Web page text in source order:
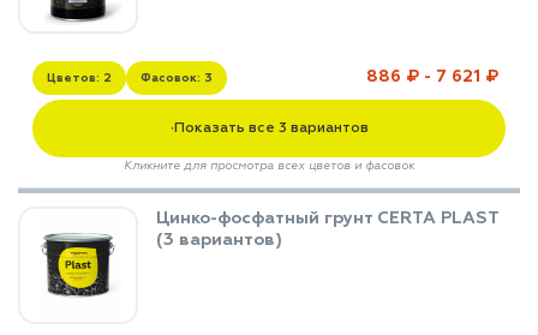
Цветов: 2 Фасовок: 3 886 ₽ - 7 621 ₽
▼Показать все 3 вариантов
Кликните для просмотра всех цветов и фасовок
Цинко-фосфатный грунт CERTA PLAST
(3 вариантов)